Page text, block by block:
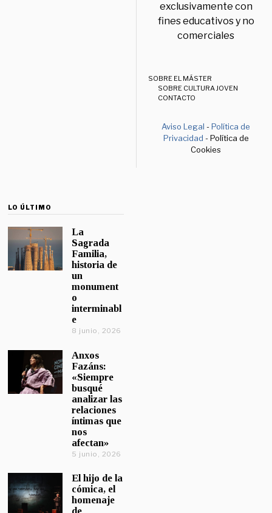
exclusivamente con
fines educativos y no
comerciales
SOBRE EL MÁSTER
SOBRE CULTURA JOVEN
CONTACTO
Aviso Legal -Política de
Privacidad - Política de
Cookies
LO ÚLTIMO
La
Sagrada
Familia,
historia de
un
monument
o
interminabl
e
8 junio, 2026
Anxos
Fazáns:
«Siempre
busqué
analizar las
relaciones
íntimas que
nos
afectan»
5 junio, 2026
El hijo de la
cómica, el
homenaje